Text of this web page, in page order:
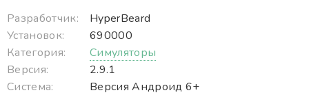
Разработчик:
HyperBeard
Установок:
690000
Категория:
Симуляторы
Версия:
2.9.1
Система:
Версия Андроид 6+